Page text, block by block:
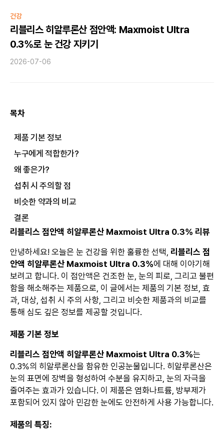
건강
리블리스 히알루론산 점안액: Maxmoist Ultra
0.3%로 눈 건강 지키기
2026-07-06
목차
제품 기본 정보
누구에게 적합한가?
왜 좋은가?
섭취 시 주의할 점
비슷한 약과의 비교
결론
리블리스 점안액 히알루론산 Maxmoist Ultra 0.3% 리뷰
안녕하세요! 오늘은 눈 건강을 위한 훌륭한 선택, 리블리스 점
안액 히알루론산 Maxmoist Ultra 0.3%에 대해 이야기해
보려고 합니다. 이 점안액은 건조한 눈, 눈의 피로, 그리고 불편
함을 해소해주는 제품으로, 이 글에서는 제품의 기본 정보, 효
과, 대상, 섭취 시 주의 사항, 그리고 비슷한 제품과의 비교를
통해 심도 깊은 정보를 제공할 것입니다.
제품 기본 정보
리블리스 점안액 히알루론산 Maxmoist Ultra 0.3%는
0.3%의 히알루론산을 함유한 인공눈물입니다. 히알루론산은
눈의 표면에 장벽을 형성하여 수분을 유지하고, 눈의 자극을
줄여주는 효과가 있습니다. 이 제품은 염화나트륨, 방부제가
포함되어 있지 않아 민감한 눈에도 안전하게 사용 가능합니다.
제품의 특징: